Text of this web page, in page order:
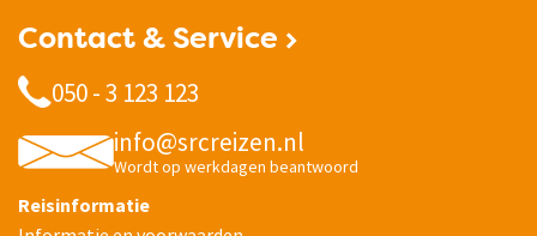
Contact & Service
050 - 3 123 123
info@srcreizen.nl
Wordt op werkdagen beantwoord
Reisinformatie